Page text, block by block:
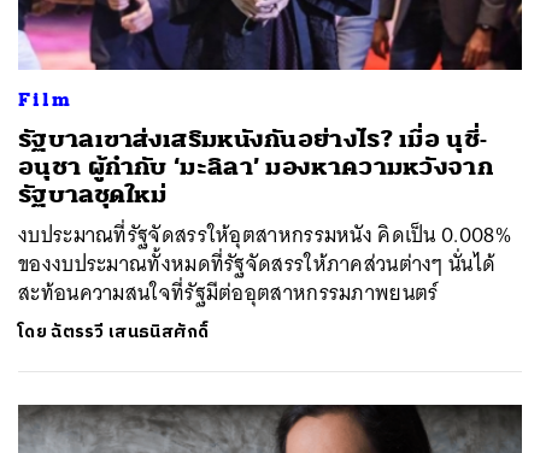
Film
รัฐบาลเขาส่งเสริมหนังกันอย่างไร? เมื่อ นุชี่-
อนุชา ผู้กำกับ ‘มะลิลา’ มองหาความหวังจาก
รัฐบาลชุดใหม่
งบประมาณที่รัฐจัดสรรให้อุตสาหกรรมหนัง คิดเป็น 0.008%
ของงบประมาณทั้งหมดที่รัฐจัดสรรให้ภาคส่วนต่างๆ นั่นได้
สะท้อนความสนใจที่รัฐมีต่ออุตสาหกรรมภาพยนตร์
โดยฉัตรรวี เสนธนิสศักดิ์